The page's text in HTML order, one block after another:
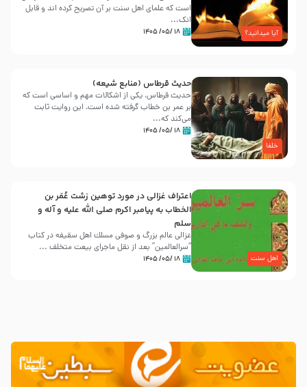
آیا میدانید؟
است که علمای اهل سنت بر آن تصریح کرده اند و قابل
انک...
۱۸ /۰۵/ ۱۴۰۵
خلفا
حدیث قرطاس (منابع شیعه)
حدیث قرطاس، یکی از اشکالات مهم و اساسی است که
بر عمر بن خطاب گرفته شده است، این روایت ثابت
می‌کند که...
۱۸ /۰۵/ ۱۴۰۵
اهل سنت
اعتراف غزالی در مورد توهین زشت عُمَر بن
الخطاب به پیامبر اکرم صلی الله علیه و آله و
سلم
غزالی عالم بزرگ و صوفی مسلك اهل سقيفه در کتاب
“سرالعالمین” بعد از نقل ماجرای بیعت متخلف ...
۱۸ /۰۵/ ۱۴۰۵